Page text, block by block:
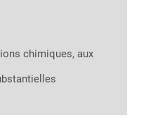
chimiques, aux